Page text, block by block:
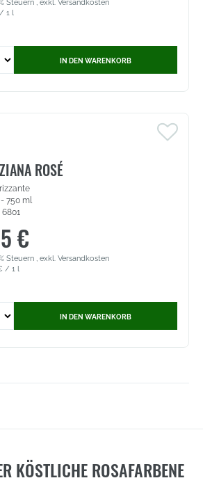
Steuern , exkl. Versandkosten
/ 1 l
IN DEN WARENKORB
ROSÉ
750 ml
€
Steuern , exkl. Versandkosten
/ 1 l
IN DEN WARENKORB
KÖSTLICHE ROSAFARBENE